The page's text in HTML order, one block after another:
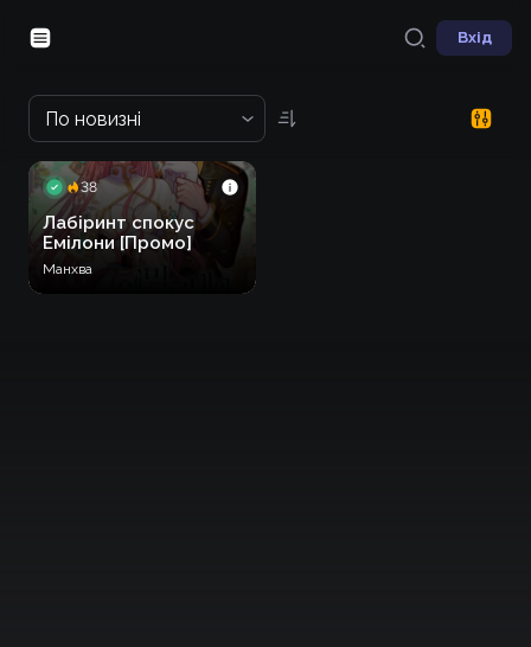
Вхід
По новизні
38
Лабіринт спокус
Емілони [Промо]
Манхва